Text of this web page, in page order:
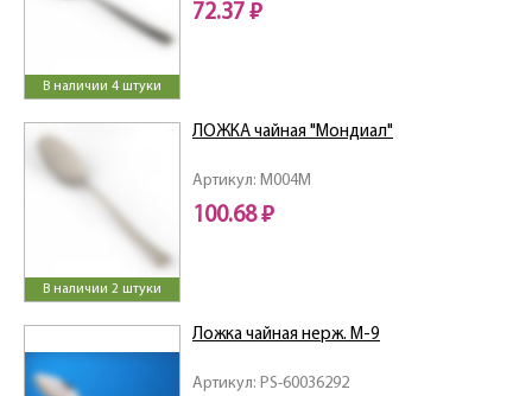
В наличии 4 штуки
72.37 ₽
В наличии 2 штуки
Артикул: M004M
ЛОЖКА чайная "Мондиал"
100.68 ₽
Артикул: PS-60036292
Ложка чайная нерж. М-9